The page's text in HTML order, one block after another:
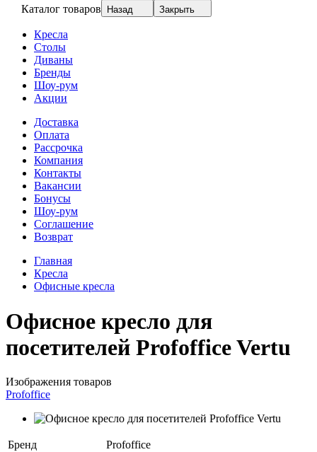
Каталог товаров Назад Закрыть
Кресла
Столы
Диваны
Бренды
Шоу-рум
Акции
Доставка
Оплата
Рассрочка
Компания
Контакты
Вакансии
Бонусы
Шоу-рум
Соглашение
Возврат
Главная
Кресла
Офисные кресла
Офисное кресло для
посетителей Profoffice Vertu
Изображения товаров
Profoffice
Бренд
Profoffice